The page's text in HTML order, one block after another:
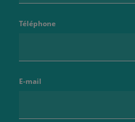
Téléphone
E-mail